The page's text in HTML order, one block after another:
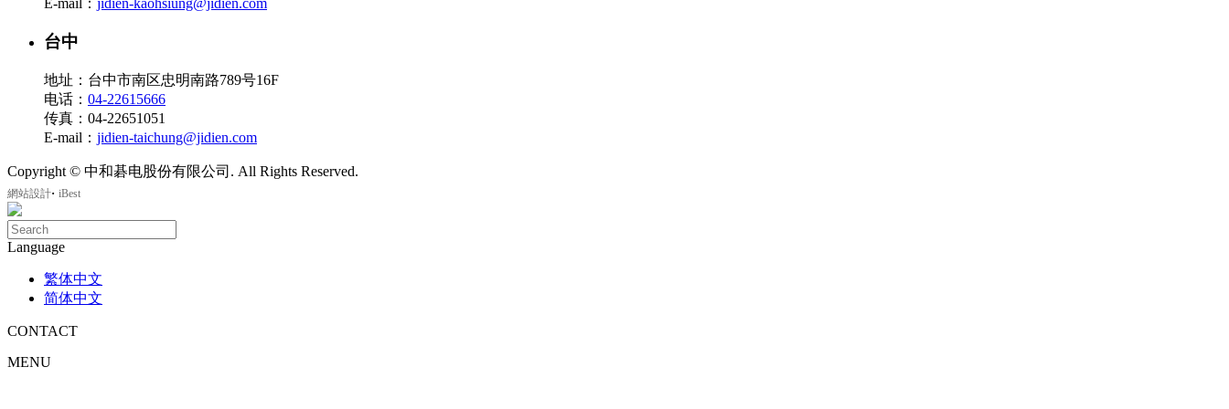
台中
地址：台中市南区忠明南路789号16F
电话： 04-22615666
传真：04-22651051
E-mail： jidien-taichung@jidien.com
Copyright © 中和碁电股份有限公司. All Rights Reserved.
網站設計‧ iBest
Language
繁体中文
简体中文
CONTACT
MENU